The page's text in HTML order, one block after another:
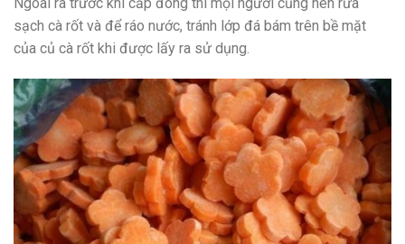
sạch cà rốt và để ráo nước, tránh lớp đá bám trên bề mặt
của củ cà rốt khi được lấy ra sử dụng.